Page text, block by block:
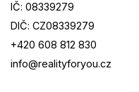
IČ: 08339279
DIČ: CZ08339279
+420 608 812 830
info@realityforyou.cz